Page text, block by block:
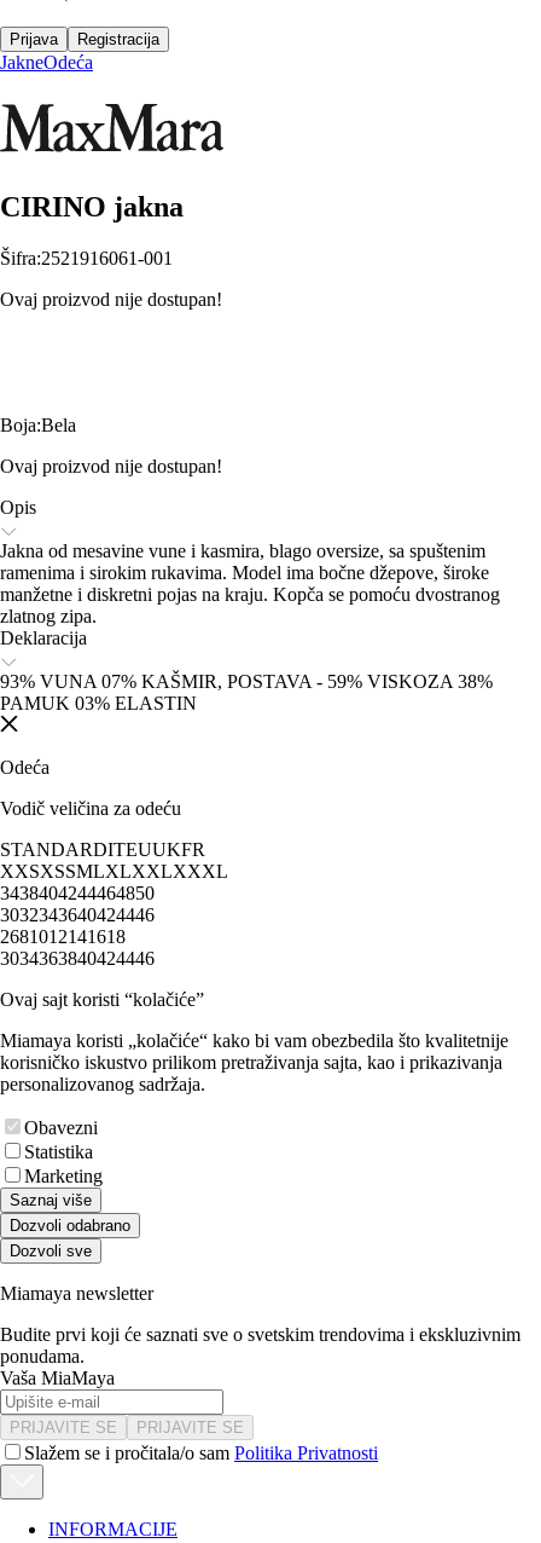
Prijava Registracija
JakneOdeća
CIRINO jakna
Šifra:2521916061-001
Ovaj proizvod nije dostupan!
Boja:Bela
Ovaj proizvod nije dostupan!
Opis
Jakna od mesavine vune i kasmira, blago oversize, sa spuštenim
ramenima i sirokim rukavima. Model ima bočne džepove, široke
manžetne i diskretni pojas na kraju. Kopča se pomoću dvostranog
zlatnog zipa.
Deklaracija
93% VUNA 07% KAŠMIR, POSTAVA - 59% VISKOZA 38%
PAMUK 03% ELASTIN
Odeća
Vodič veličina za odeću
STANDARDITEUUKFR
XXSXSSMLXLXXLXXXL
3438404244464850
3032343640424446
2681012141618
3034363840424446
Ovaj sajt koristi “kolačiće”
Miamaya koristi „kolačiće“ kako bi vam obezbedila što kvalitetnije
korisničko iskustvo prilikom pretraživanja sajta, kao i prikazivanja
personalizovanog sadržaja.
Obavezni
Statistika
Marketing
Saznaj više
Dozvoli odabrano
Dozvoli sve
Miamaya newsletter
Budite prvi koji će saznati sve o svetskim trendovima i ekskluzivnim
ponudama.
Vaša MiaMaya
PRIJAVITE SE PRIJAVITE SE
Slažem se i pročitala/o sam Politika Privatnosti
INFORMACIJE